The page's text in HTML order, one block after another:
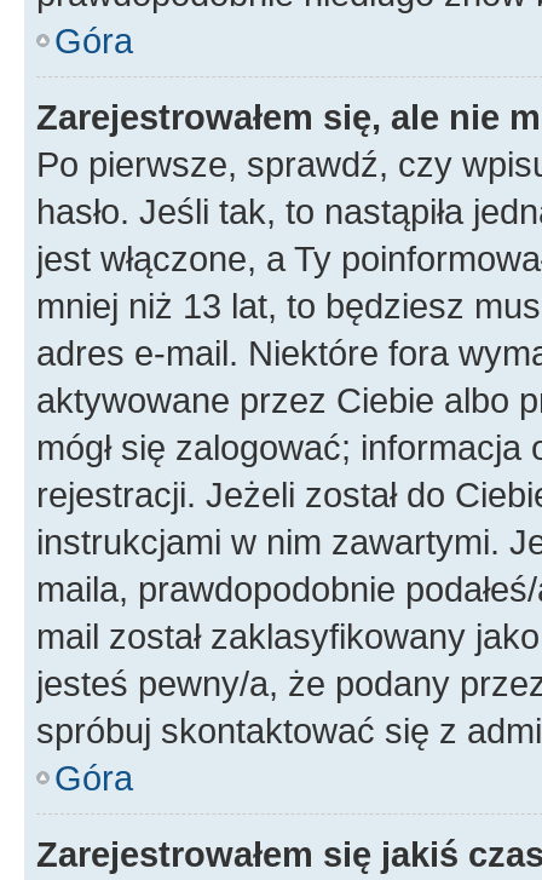
Góra
Zarejestrowałem się, ale nie
Po pierwsze, sprawdź, czy
hasło. Jeśli tak, to nastąpiła
jest włączone, a Ty
mniej niż 13 lat, to będziesz
adres e-mail. Niektóre fora
aktywowane przez Ciebie albo
mógł się zalogować;
rejestracji. Jeżeli został do
instrukcjami w nim zawartymi.
maila, prawdopodobnie
mail został zaklasyfikowany
jesteś pewny/a, że podany
spróbuj skontaktować się z
Góra
Zarejestrowałem się jakiś